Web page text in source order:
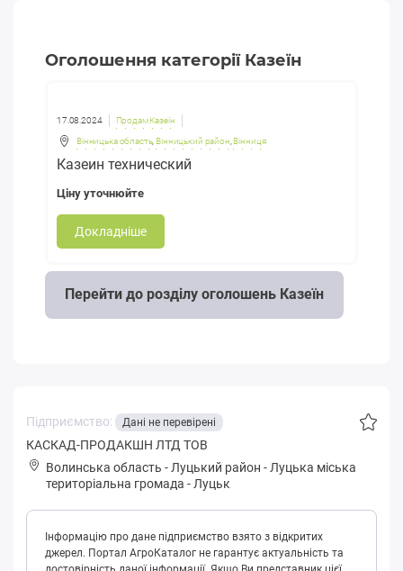
Оголошення категорії Казеїн
17.08.2024 Продам Казеїн
Вінницька область, Вінницький район Вінниця
Казеин технический
Ціну уточнюйте
Докладніше
Перейти до розділу оголошень Казеїн
Підприємство: Дані не перевірені
КАСКАД-ПРОДАКШН ЛТД ТОВ
Волинська область - Луцький район - Луцькa міська
територіальна громада - Луцьк
Інформацію про дане підприємство взято з відкритих
джерел. Портал АгроКаталог не гарантує актуальність та